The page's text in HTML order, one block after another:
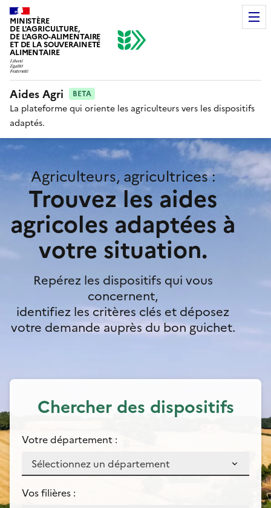
MINISTÈRE
DE L'AGRICULTURE,
DE L'AGRO-ALIMENTAIRE
ET DE LA SOUVERAINETÉ
ALIMENTAIRE
Aides Agri BETA
La plateforme qui oriente les agriculteurs vers les dispositifs
adaptés.
Agriculteurs, agricultrices :
Trouvez les aides
agricoles adaptées à
votre situation.
Repérez les dispositifs qui vous
concernent,
identifiez les critères clés et déposez
votre demande auprès du bon guichet.
Chercher des dispositifs
Votre département :
Vos filières :